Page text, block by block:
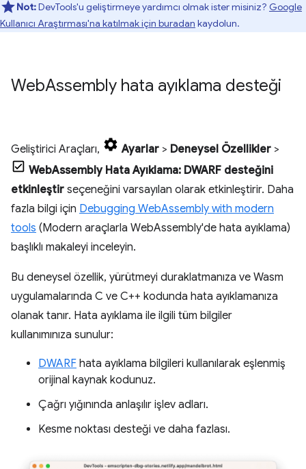
Not:DevTools'u geliştirmeye yardımcı olmak ister misiniz? Google
Kullanıcı Araştırması'na katılmak için buradan kaydolun.
WebAssembly hata ayıklama desteği
Geliştirici Araçları, Ayarlar > Deneysel Özellikler >
WebAssembly Hata Ayıklama: DWARF desteğini
etkinleştir seçeneğini varsayılan olarak etkinleştirir. Daha
fazla bilgi için Debugging WebAssembly with modern
tools (Modern araçlarla WebAssembly'de hata ayıklama)
başlıklı makaleyi inceleyin.
Bu deneysel özellik, yürütmeyi duraklatmanıza ve Wasm
uygulamalarında C ve C++ kodunda hata ayıklamanıza
olanak tanır. Hata ayıklama ile ilgili tüm bilgiler
kullanımınıza sunulur:
DWARF hata ayıklama bilgileri kullanılarak eşlenmiş
orijinal kaynak kodunuz.
Çağrı yığınında anlaşılır işlev adları.
Kesme noktası desteği ve daha fazlası.